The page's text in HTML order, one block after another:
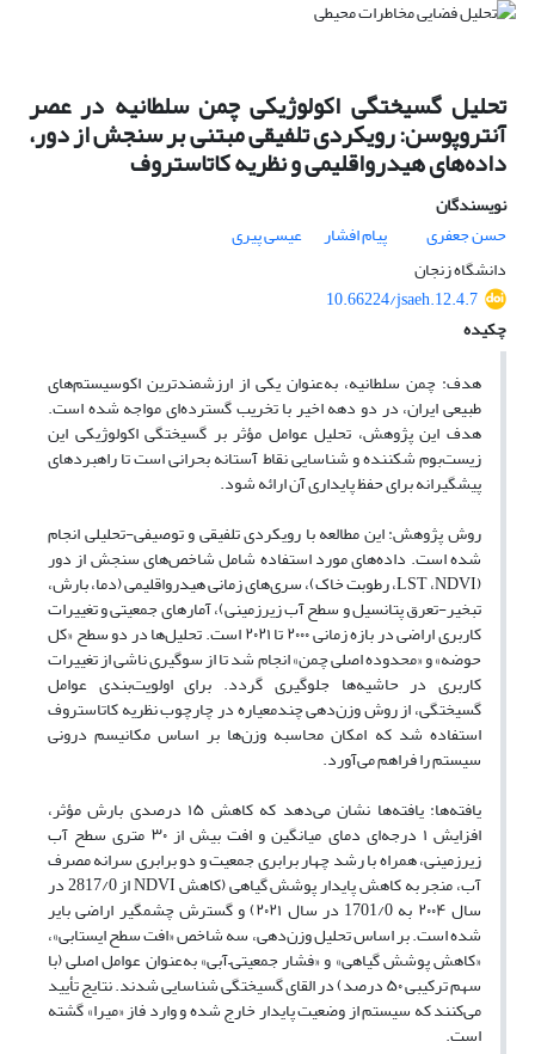
تحلیل گسیختگی اکولوژیکی چمن سلطانیه در عصر
آنتروپوسن: رویکردی تلفیقی مبتنی بر سنجش از دور،
داده‌های هیدرواقلیمی و نظریه کاتاستروف
نویسندگان
حسن جعفری
پیام افشار
عیسی پیری
دانشگاه زنجان
10.66224/jsaeh.12.4.7
چکیده
هدف: چمن سلطانیه، به‌عنوان یکی از ارزشمندترین اکوسیستم‌های
طبیعی ایران، در دو دهه اخیر با تخریب گسترده‌ای مواجه شده است.
هدف این پژوهش، تحلیل عوامل مؤثر بر گسیختگی اکولوژیکی این
زیست‌بوم شکننده و شناسایی نقاط آستانه بحرانی است تا راهبردهای
پیشگیرانه برای حفظ پایداری آن ارائه شود.
روش پژوهش:این مطالعه با رویکردی تلفیقی و توصیفی-تحلیلی انجام
شده است. داده‌های مورد استفاده شامل شاخص‌های سنجش از دور
(
NDVI،LST، رطوبت خاک)، سری‌های زمانی هیدرواقلیمی (دما، بارش،
تبخیر-تعرق پتانسیل و سطح آب زیرزمینی)، آمارهای جمعیتی و تغییرات
کاربری اراضی در بازه زمانی۲۰۰۰تا۲۰۲۱است. تحلیل‌ها در دو سطح «کل
حوضه» و «محدوده اصلی چمن» انجام شد تا از سوگیری ناشی از تغییرات
کاربری در حاشیه‌ها جلوگیری گردد. برای اولویت‌بندی عوامل
گسیختگی، از روش وزن‌دهی چندمعیاره در چارچوب نظریه کاتاستروف
استفاده شد که امکان محاسبه وزن‌ها بر اساس مکانیسم درونی
سیستمرا فراهم می‌آورد.
یافته‌ها:یافته‌ها نشان می‌دهد که کاهش ۱۵ درصدی بارش مؤثر،
افزایش ۱ درجه‌ای دمای میانگین و افت بیش از۳۰ متری سطح آب
زیرزمینی، همراه با رشد چهار برابری جمعیت و دو برابری سرانه مصرف
آب، منجر به کاهش پایدار پوشش گیاهی (کاهشNDVI از 2817/0 در
سال۲۰۰۴ به 1701/0 در سال ۲۰۲۱) و گسترش چشمگیر اراضی بایر
شده است. بر اساس تحلیل وزن‌دهی، سه شاخص «افت سطح ایستابی»،
«کاهش پوشش گیاهی» و «فشار جمعیتی–آبی» به‌عنوان عوامل اصلی (با
سهم ترکیبی۵۰درصد) در القای گسیختگی شناسایی شدند. نتایج تأیید
می‌کنند که سیستم از وضعیت پایدار خارج شده و وارد فاز «میرا» گشته
است.